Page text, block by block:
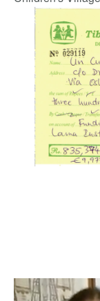
Children's Village